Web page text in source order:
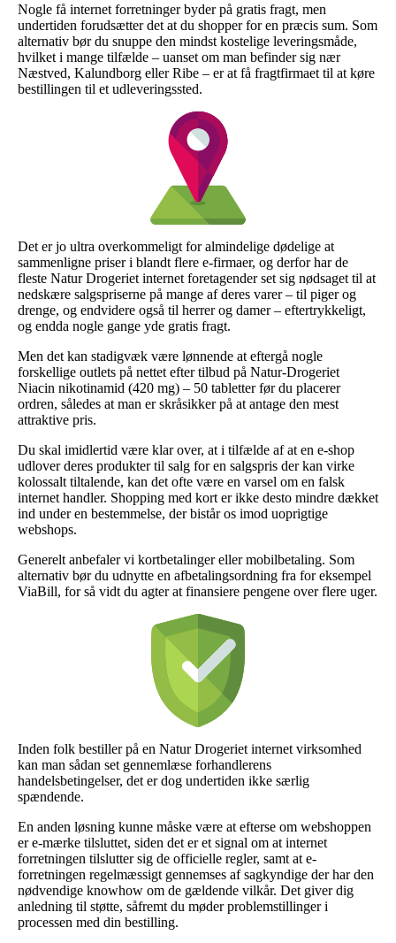
Nogle få internet forretninger byder på gratis fragt, men
undertiden forudsætter det at du shopper for en præcis sum. Som
alternativ bør du snuppe den mindst kostelige leveringsmåde,
hvilket i mange tilfælde – uanset om man befinder sig nær
Næstved, Kalundborg eller Ribe – er at få fragtfirmaet til at køre
bestillingen til et udleveringssted.
Det er jo ultra overkommeligt for almindelige dødelige at
sammenligne priser i blandt flere e-firmaer, og derfor har de
fleste Natur Drogeriet internet foretagender set sig nødsaget til at
nedskære salgspriserne på mange af deres varer – til piger og
drenge, og endvidere også til herrer og damer – eftertrykkeligt,
og endda nogle gange yde gratis fragt.
Men det kan stadigvæk være lønnende at eftergå nogle
forskellige outlets på nettet efter tilbud på Natur-Drogeriet
Niacin nikotinamid (420 mg) – 50 tabletter før du placerer
ordren, således at man er skråsikker på at antage den mest
attraktive pris.
Du skal imidlertid være klar over, at i tilfælde af at en e-shop
udlover deres produkter til salg for en salgspris der kan virke
kolossalt tiltalende, kan det ofte være en varsel om en falsk
internet handler. Shopping med kort er ikke desto mindre dækket
ind under en bestemmelse, der bistår os imod uoprigtige
webshops.
Generelt anbefaler vi kortbetalinger eller mobilbetaling. Som
alternativ bør du udnytte en afbetalingsordning fra for eksempel
ViaBill, for så vidt du agter at finansiere pengene over flere uger.
Inden folk bestiller på en Natur Drogeriet internet virksomhed
kan man sådan set gennemlæse forhandlerens
handelsbetingelser, det er dog undertiden ikke særlig
spændende.
En anden løsning kunne måske være at efterse om webshoppen
er e-mærke tilsluttet, siden det er et signal om at internet
forretningen tilslutter sig de officielle regler, samt at e-
forretningen regelmæssigt gennemses af sagkyndige der har den
nødvendige knowhow om de gældende vilkår. Det giver dig
anledning til støtte, såfremt du møder problemstillinger i
processen med din bestilling.